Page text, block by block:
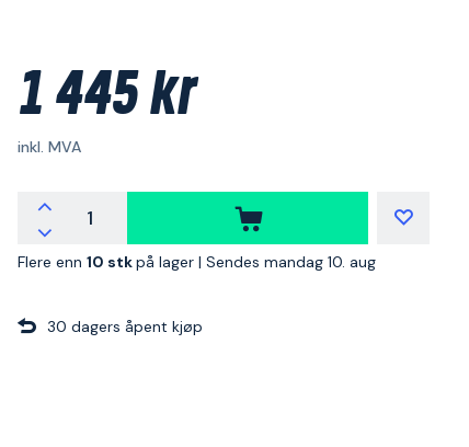
1 445 kr
inkl. MVA
Flere enn 10 stkpå lager | Sendes mandag 10. aug
30 dagers åpent kjøp